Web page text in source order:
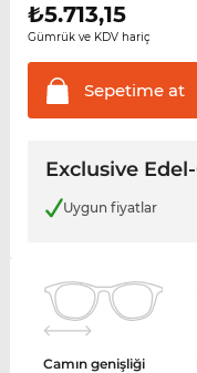
₺5.713,15
Gümrük ve KDV hariç
Sepetimeat
Exclusive
Uygun fiyatlar
Camın genişliği